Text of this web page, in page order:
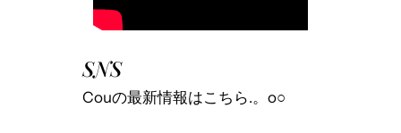
SNS
Couの最新情報はこちら.。o○